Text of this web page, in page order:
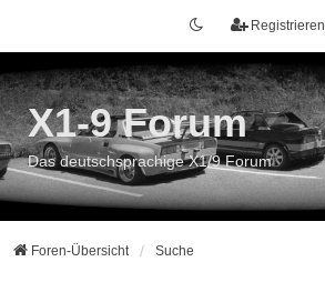
Registrieren
X1-9 Forum
Das deutschsprachige X1/9 Forum
Foren-Übersicht Suche